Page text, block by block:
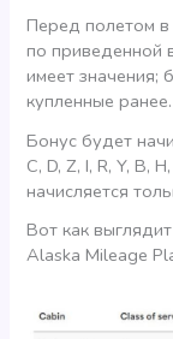
Перед полетом в
по приведенной
имеет значения;
купленные ранее.
Бонус будет
C, D, Z, I, R, Y, B,
начисляется
Вот как
Alaska Mileage